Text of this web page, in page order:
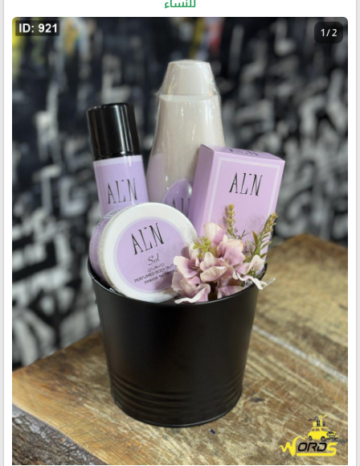
للنساء
1 / 2